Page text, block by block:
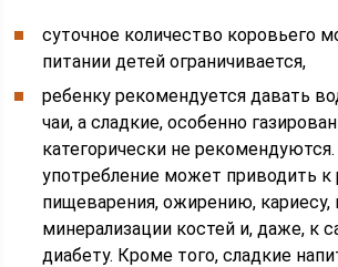
суточное количество коровьего
питании детей ограничивается,
ребенку рекомендуется давать
чаи, а сладкие, особенно
категорически не
употребление может приводить к
пищеварения, ожирению,
минерализации костей и, даже, к
диабету. Кроме того, сладкие